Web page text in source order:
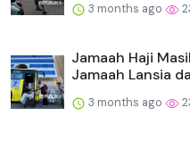
3 months ago
Jamaah Haji
Jamaah Lansia
3 months ago